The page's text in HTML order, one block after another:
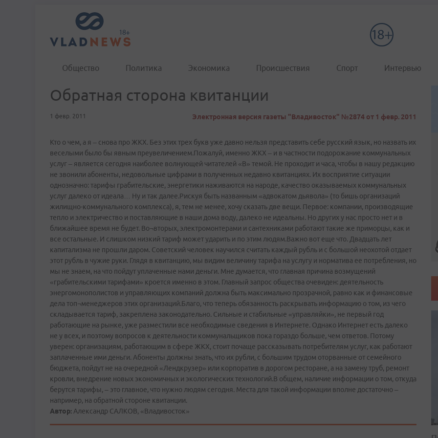
Общество Политика Экономика Происшествия Спорт Интервью
Обратная сторона квитанции
1 февр. 2011 Электронная версия газеты "Владивосток" №2874 от 1 февр. 2011
Кто о чем, а я – снова про ЖКХ. Без этих трех букв уже давно нельзя представить себе русский язык, но назвать их
веселыми было бы явным преувеличением.Пожалуй, именно ЖКХ – и в частности подорожание коммунальных
услуг – является сегодня наиболее волнующей читателей «В» темой. Не проходит и часа, чтобы в нашу редакцию
не звонили абоненты, недовольные цифрами в полученных недавно квитанциях. Их восприятие ситуации
однозначно: тарифы грабительские, энергетики наживаются на народе, качество оказываемых коммунальных
услуг далеко от идеала… Ну и так далее.Рискуя быть названным «адвокатом дьявола» (то бишь организаций
жилищно-коммунального комплекса), я, тем не менее, хочу сказать две вещи. Первое: компании, производящие
тепло и электричество и поставляющие в наши дома воду, далеко не идеальны. Но других у нас просто нет и в
ближайшее время не будет. Во¬вторых, электромонтерами и сантехниками работают такие же приморцы, как и
все остальные. И слишком низкий тариф может ударить и по этим людям.Важно вот еще что. Двадцать лет
капитализма не прошли даром. Советский человек научился считать каждый рубль и с большой неохотой отдает
этот рубль в чужие руки. Глядя в квитанцию, мы видим величину тарифа на услугу и норматива ее потребления, но
мы не знаем, на что пойдут уплаченные нами деньги. Мне думается, что главная причина возмущений
«грабительскими тарифами» кроется именно в этом. Главный запрос общества очевиден: деятельность
энергомонополистов и управляющих компаний должна быть максимально прозрачной, равно как и финансовые
дела топ¬менеджеров этих организаций.Благо, что теперь обязанность раскрывать информацию о том, из чего
складывается тариф, закреплена законодательно. Сильные и стабильные «управляйки», не первый год
работающие на рынке, уже разместили все необходимые сведения в Интернете. Однако Интернет есть далеко
не у всех, и поэтому вопросов к деятельности коммунальщиков пока гораздо больше, чем ответов. Потому
уверен: организациям, работающим в сфере ЖКХ, стоит почаще рассказывать потребителям услуг, как работают
заплаченные ими деньги. Абоненты должны знать, что их рубли, с большим трудом оторванные от семейного
бюджета, пойдут не на очередной «Лендкрузер» или корпоратив в дорогом ресторане, а на замену труб, ремонт
кровли, внедрение новых экономичных и экологических технологий.В общем, наличие информации о том, откуда
берутся тарифы, – это главное, что нужно людям сегодня. Места для такой информации вполне достаточно –
например, на обратной стороне квитанции.
Автор: Александр САЛКОВ, «Владивосток»